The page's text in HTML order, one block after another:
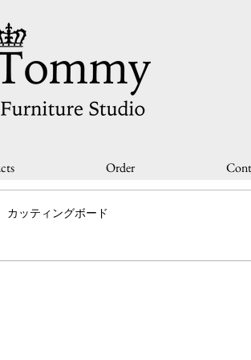
Order
カッティングボード